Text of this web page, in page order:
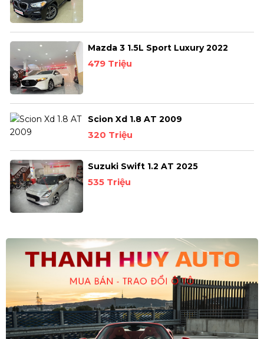
Mazda 3 1.5L Sport Luxury 2022
479 Triệu
Scion Xd 1.8 AT 2009
320 Triệu
Suzuki Swift 1.2 AT 2025
535 Triệu